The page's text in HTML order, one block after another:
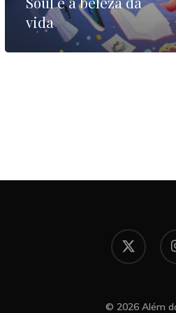
vida
x-
twitter
© 2026 Além